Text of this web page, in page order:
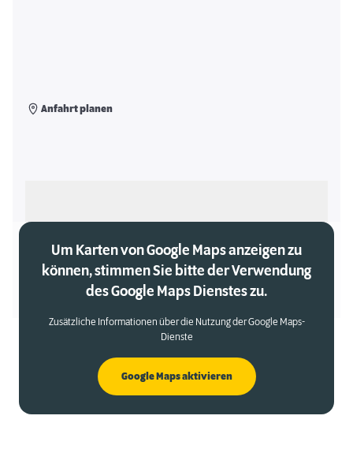
Anfahrt planen
Um Karten von Google Maps anzeigen zu
können, stimmen Sie bitte der Verwendung
des Google Maps Dienstes zu.
Zusätzliche Informationen über die Nutzung der Google Maps-
Dienste
Google Maps aktivieren